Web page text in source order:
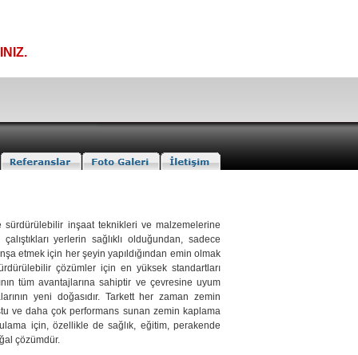
sürdürülebilir inşaat teknikleri ve malzemelerine
yerlerin sağlıklı olduğundan, sadece
etmek için her şeyin yapıldığından emin olmak
çözümler için en yüksek standartları
tüm avantajlarına sahiptir ve çevresine uyum
yeni doğasıdır. Tarkett her zaman zemin
ve daha çok performans sunan zemin kaplama
için, özellikle de sağlık, eğitim, perakende
çözümdür.